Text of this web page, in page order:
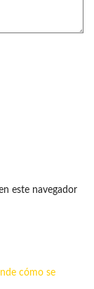
este navegador
cómo se